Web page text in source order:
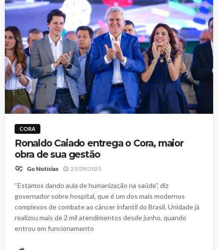
CORA
Ronaldo Caiado entrega o Cora, maior
obra de sua gestão
Go Notícias 25/09/2025
“Estamos dando aula de humanização na saúde”, diz
governador sobre hospital, que é um dos mais modernos
complexos de combate ao câncer infantil do Brasil. Unidade já
realizou mais de 2 mil atendimentos desde junho, quando
entrou em funcionamento